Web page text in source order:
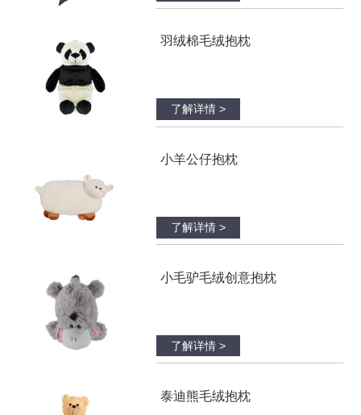
羽绒棉毛绒抱枕
了解详情 >
小羊公仔抱枕
了解详情 >
小毛驴毛绒创意抱枕
了解详情 >
泰迪熊毛绒抱枕